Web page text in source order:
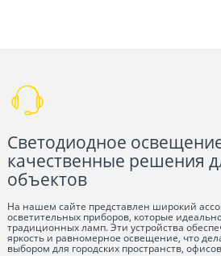
Светодиодное
качественные решения
объектов
На нашем сайте представлен широкий
осветительных приборов, которые
традиционных ламп. Эти устройства
яркость и равномерное освещение, что
выбором для городских пространств,